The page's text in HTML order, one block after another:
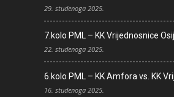
29. studenoga 2025.
7.kolo PML – KK Vrijednosnice
22. studenoga 2025.
6.kolo PML – KK Amfora vs. KK
16. studenoga 2025.